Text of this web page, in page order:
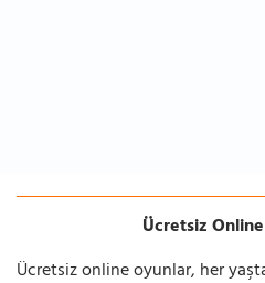
Ücretsiz
Ücretsiz online oyunlar, her